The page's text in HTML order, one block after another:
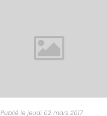
Publié le jeudi 02 mars 2017